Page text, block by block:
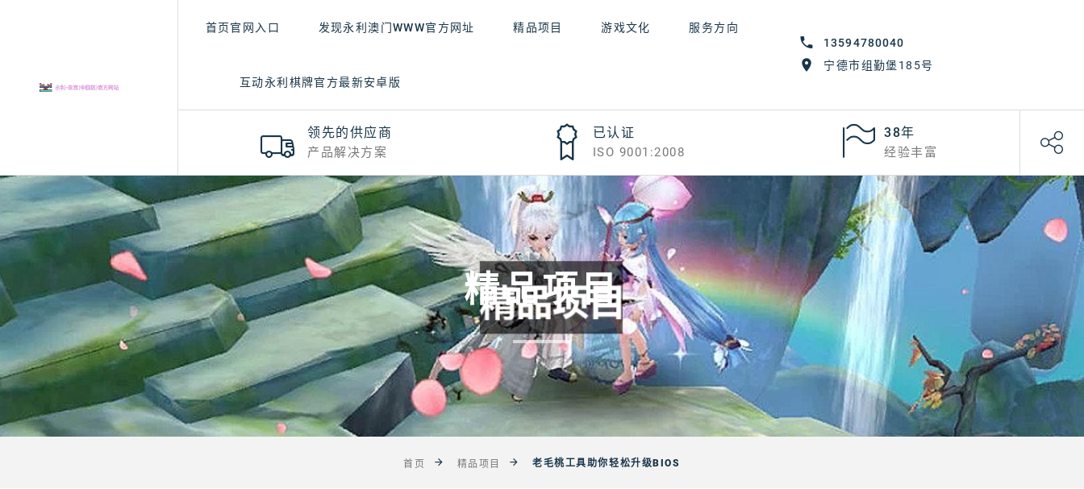
13594780040
宁德市组勤堡185号
首页官网入口 发现永利澳门WWW官方网址 精品项目 游戏文化 服务方向
互动永利棋牌官方最新安卓版
领先的供应商
产品解决方案
已认证
ISO 9001:2008
38年
经验丰富
精品项目
首页 精品项目 老毛桃工具助你轻松升级BIOS